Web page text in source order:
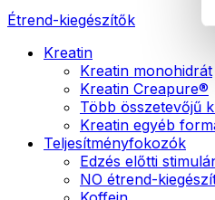
Étrend-kiegészítők
Kreatin
Kreatin monohidrát
Kreatin Creapure®
Több összetevőjű
Kreatin egyéb
Teljesítményfokozók
Edzés előtti
NO étrend-